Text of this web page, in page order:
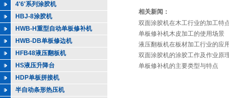
4'6'系列涂胶机
HBJ-8涂胶机
HWB-H重型自动单板修补机
HWB-DB单板修边机
HFB48液压翻板机
HS液压升降台
HDP单板拼接机
半自动条形热压机
相关新闻：
双面涂胶机在木工行业的加工特
单板修补机木皮加工的使用场景
液压翻板机在板材加工行业的应
双面涂胶机的涂胶工作及作业原
单板修补机的主要类型与特点